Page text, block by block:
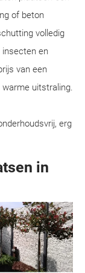
of beton
volledig
insecten en
van een
uitstraling.
erg
in